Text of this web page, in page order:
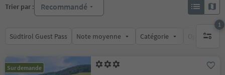
Trier par : Recommandé
Südtirol Guest Pass Note moyenne Catégorie Options de
1
1 filtre
Sur demande